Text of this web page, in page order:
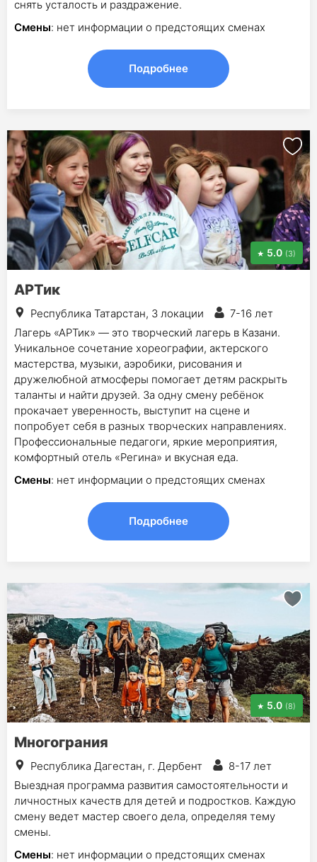
снять усталость и раздражение.
Смены: нет информации о предстоящих сменах
Подробнее
5.0 (3)
АРТик
Республика Татарстан, 3 локации
7-16 лет
Лагерь «АРТик» — это творческий лагерь в Казани.
Уникальное сочетание хореографии, актерского
мастерства, музыки, аэробики, рисования и
дружелюбной атмосферы помогает детям раскрыть
таланты и найти друзей. За одну смену ребёнок
прокачает уверенность, выступит на сцене и
попробует себя в разных творческих направлениях.
Профессиональные педагоги, яркие мероприятия,
комфортный отель «Регина» и вкусная еда.
Смены: нет информации о предстоящих сменах
Подробнее
5.0 (8)
Многограния
Республика Дагестан, г. Дербент
8-17 лет
Выездная программа развития самостоятельности и
личностных качеств для детей и подростков. Каждую
смену ведет мастер своего дела, определяя тему
смены.
Смены: нет информации о предстоящих сменах